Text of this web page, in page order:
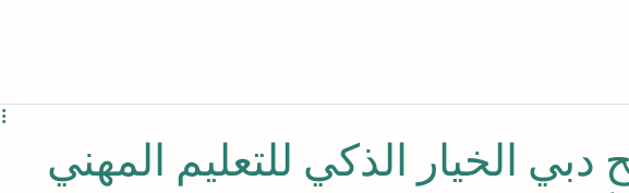
دبي الخيار الذكي للتعليم المهني